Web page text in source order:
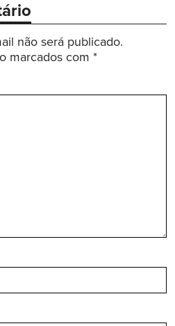
não será publicado.
marcados com *